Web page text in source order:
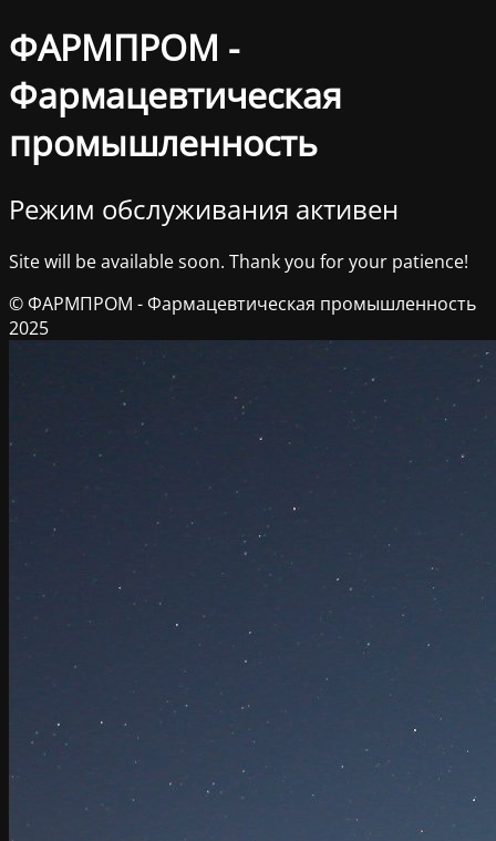
ФАРМПРОМ -
Фармацевтическая
промышленность
Режим обслуживания активен
Site will be available soon. Thank you for your patience!
© ФАРМПРОМ - Фармацевтическая промышленность
2025